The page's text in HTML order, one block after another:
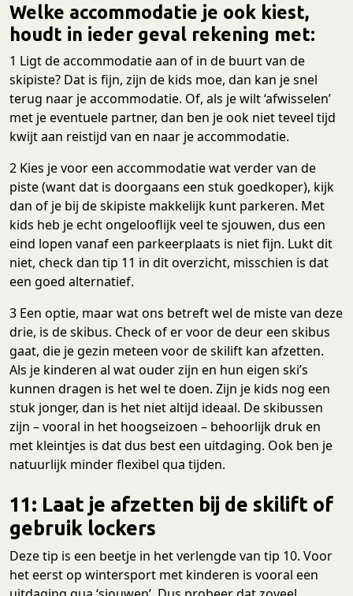
Welke accommodatie je ook kiest,
houdt in ieder geval rekening met:
1 Ligt de accommodatie aan of in de buurt van de
skipiste? Dat is fijn, zijn de kids moe, dan kan je snel
terug naar je accommodatie. Of, als je wilt ‘afwisselen’
met je eventuele partner, dan ben je ook niet teveel tijd
kwijt aan reistijd van en naar je accommodatie.
2 Kies je voor een accommodatie wat verder van de
piste (want dat is doorgaans een stuk goedkoper), kijk
dan of je bij de skipiste makkelijk kunt parkeren. Met
kids heb je echt ongelooflijk veel te sjouwen, dus een
eind lopen vanaf een parkeerplaats is niet fijn. Lukt dit
niet, check dan tip 11 in dit overzicht, misschien is dat
een goed alternatief.
3 Een optie, maar wat ons betreft wel de miste van deze
drie, is de skibus. Check of er voor de deur een skibus
gaat, die je gezin meteen voor de skilift kan afzetten.
Als je kinderen al wat ouder zijn en hun eigen ski’s
kunnen dragen is het wel te doen. Zijn je kids nog een
stuk jonger, dan is het niet altijd ideaal. De skibussen
zijn – vooral in het hoogseizoen – behoorlijk druk en
met kleintjes is dat dus best een uitdaging. Ook ben je
natuurlijk minder flexibel qua tijden.
11: Laat je afzetten bij de skilift of
gebruik lockers
Deze tip is een beetje in het verlengde van tip 10. Voor
het eerst op wintersport met kinderen is vooral een